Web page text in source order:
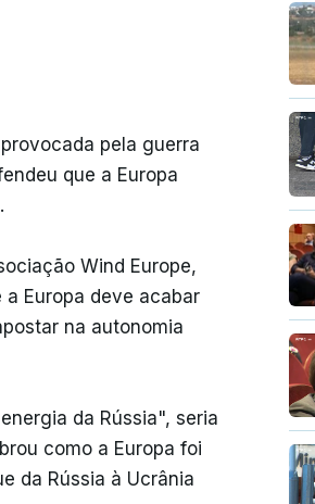
pela guerra
que a Europa
Wind Europe,
a Europa deve acabar
na autonomia
da Rússia", seria
como a Europa foi
da Rússia à Ucrânia